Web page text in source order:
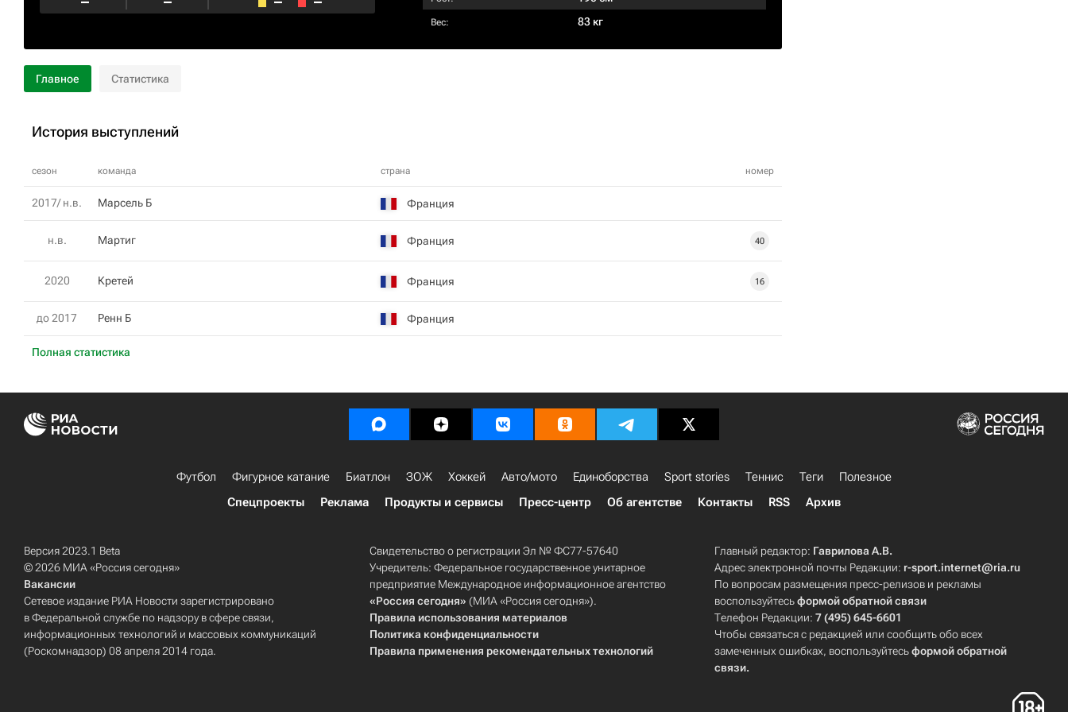
Вес: 83 кг
Главное Статистика
История выступлений
сезон команда страна номер
Полная статистика
2017/ н.в. Марсель Б Франция
н.в. Мартиг Франция 40
2020 Кретей Франция 16
до 2017 Ренн Б Франция
Футбол Фигурное катание Биатлон ЗОЖ Хоккей Авто/мото Единоборства Sport stories Теннис Теги
Полезное
Спецпроекты
Реклама Продукты и сервисы Пресс-центр Об агентстве Контакты RSS Архив
Версия 2023.1 Beta
© 2026 МИА «Россия сегодня»
Вакансии
Сетевое издание РИА Новости зарегистрировано
в Федеральной службе по надзору в сфере связи,
информационных технологий и массовых коммуникаций
(Роскомнадзор) 08 апреля 2014 года.
Свидетельство о регистрации Эл № ФС77-57640
Учредитель: Федеральное государственное унитарное
предприятие Международное информационное агентство
«Россия сегодня» (МИА «Россия сегодня»).
Правила использования материалов
Политика конфиденциальности
Правила применения рекомендательных технологий
Главный редактор: Гаврилова А.В.
Адрес электронной почты Редакции: r-sport.internet@ria.ru
По вопросам размещения пресс-релизов и рекламы
воспользуйтесьформой обратной связи
Телефон Редакции:7 (495) 645-6601
Чтобы связаться с редакцией или сообщить обо всех
замеченных ошибках, воспользуйтесьформой обратной
связи.